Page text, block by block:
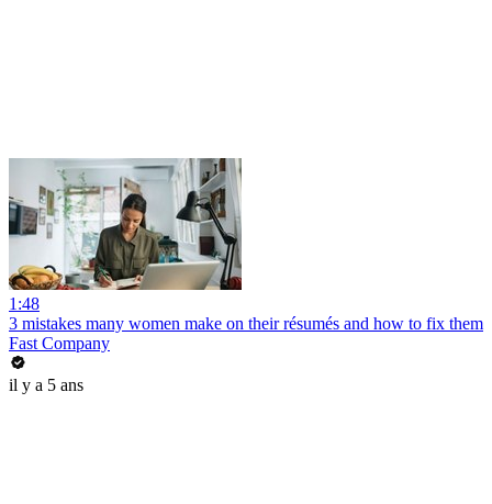
1:48
3 mistakes many women make on their résumés and how to fix them
Fast Company
il y a 5 ans